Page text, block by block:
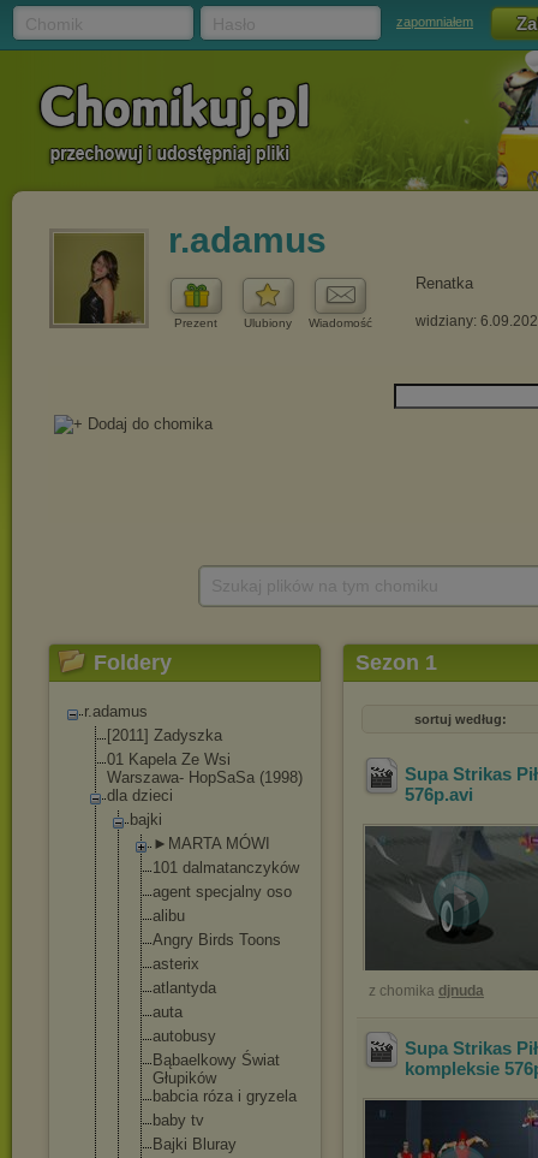
zapomniałem
r.adamus
Prezent Ulubiony Wiadomość
Renatka
widziany:
Foldery
r.adamus
[2011] Zadyszka
01 Kapela Ze Wsi
Warszawa- HopSaSa (1998)
dla dzieci
bajki
►MARTA MÓWI
101 dalmatanczyków
agent specjalny oso
alibu
Angry Birds Toons
asterix
atlantyda
auta
autobusy
Bąbaelkowy Świat
Głupików
babcia róza i gryzela
baby tv
Bajki Bluray
Sezon 1
sortuj według:
Supa Strikas
576p.avi
z chomika djnuda
Supa Strikas
kompleksie